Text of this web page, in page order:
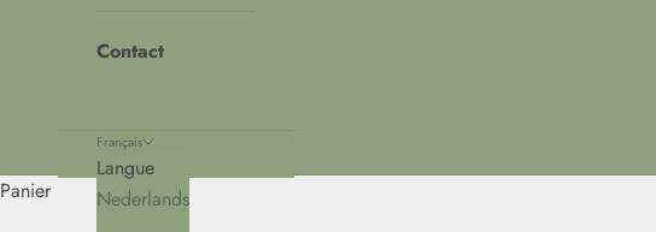
Contact
Français
Langue
Nederlands
Panier